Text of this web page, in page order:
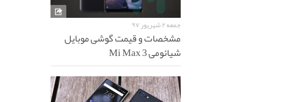
جمعه ۲ شهریور ۹۷
مشخصات و قیمت گوشی موبایل
شیائومی Mi Max 3